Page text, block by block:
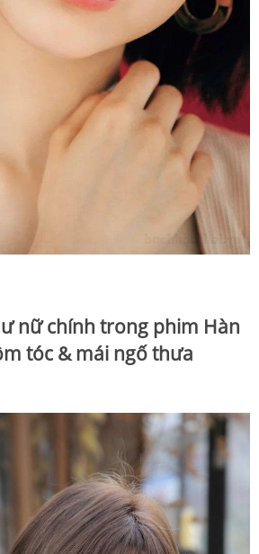
nữ chính trong phim Hàn
tóc & mái ngố thưa